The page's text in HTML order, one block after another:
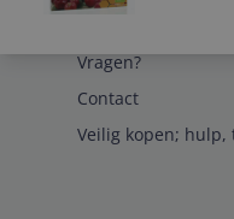
Vragen?
Contact
Veilig kopen; hulp,